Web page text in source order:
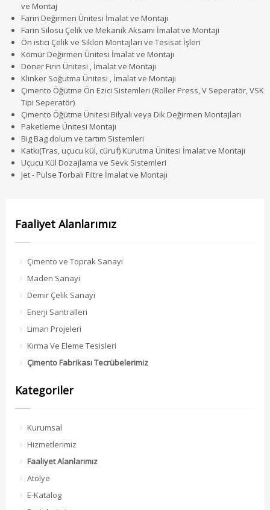
ve Montaj
Farin Değirmen Ünitesi İmalat ve Montajı
Farin Silosu Çelik ve Mekanik Aksamı İmalat ve Montajı
Ön ıstıcı Çelik ve Siklon Montajları ve Tesisat İşleri
Kömür Değirmen Ünitesi İmalat ve Montajı
Döner Fırın Ünitesi , İmalat ve Montajı
Klinker Soğutma Ünitesi , İmalat ve Montajı
Çimento Öğütme Ön Ezici Sistemleri (Roller Press, V Seperatör, VSK
Tipi Seperatör)
Çimento Öğütme Ünitesi Bilyalı veya Dik Değirmen Montajları
Paketleme Ünitesi Montajı
Big Bag dolum ve tartım Sistemleri
Katkı(Tras, uçucu kül, cüruf) Kurutma Ünitesi İmalat ve Montajı
Uçucu Kül Dozajlama ve Sevk Sistemleri
Jet - Pulse Torbalı Filtre İmalat ve Montajı
Faaliyet Alanlarımız
Çimento ve Toprak Sanayi
Maden Sanayi
Demir Çelik Sanayi
Enerji Santralleri
Liman Projeleri
Kırma Ve Eleme Tesisleri
Çimento Fabrikası Tecrübelerimiz
Kategoriler
Kurumsal
Hizmetlerimiz
Faaliyet Alanlarımız
Atölye
E-Katalog